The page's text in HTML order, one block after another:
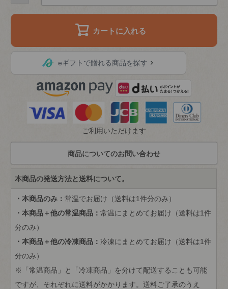
カートに入れる
eギフトで贈れる商品を探す
ご利用いただけます
本商品の発送方法と送料について。
・本商品のみ：常温でお届け（送料は1件分のみ）
・本商品＋他の常温商品：常温にまとめてお届け（送料は1件
分のみ）
・本商品＋他の冷凍商品：冷凍にまとめてお届け（送料は1件
分のみ）
※「常温商品」と「冷凍商品」を分けて配送することも可能
ですが、それぞれに送料がかかります。送料ご了承のうえ